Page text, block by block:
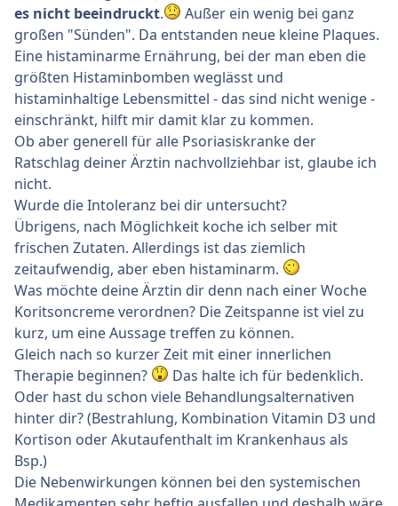
es nicht beeindruckt.
Außer ein wenig bei ganz
großen "Sünden". Da entstanden neue kleine Plaques.
Eine histaminarme Ernährung, bei der man eben die
größten Histaminbomben weglässt und
histaminhaltige Lebensmittel - das sind nicht wenige -
einschränkt, hilft mir damit klar zu kommen.
Ob aber generell für alle Psoriasiskranke der
Ratschlag deiner Ärztin nachvollziehbar ist, glaube ich
nicht.
Wurde die Intoleranz bei dir untersucht?
Übrigens, nach Möglichkeit koche ich selber mit
frischen Zutaten. Allerdings ist das ziemlich
zeitaufwendig, aber eben histaminarm.
Was möchte deine Ärztin dir denn nach einer Woche
Koritsoncreme verordnen? Die Zeitspanne ist viel zu
kurz, um eine Aussage treffen zu können.
Gleich nach so kurzer Zeit mit einer innerlichen
Therapie beginnen?
Das halte ich für bedenklich.
Oder hast du schon viele Behandlungsalternativen
hinter dir? (Bestrahlung, Kombination Vitamin D3 und
Kortison oder Akutaufenthalt im Krankenhaus als
Bsp.)
Die Nebenwirkungen können bei den systemischen